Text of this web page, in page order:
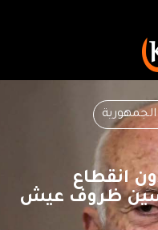
انقطاع
ظروف عيش